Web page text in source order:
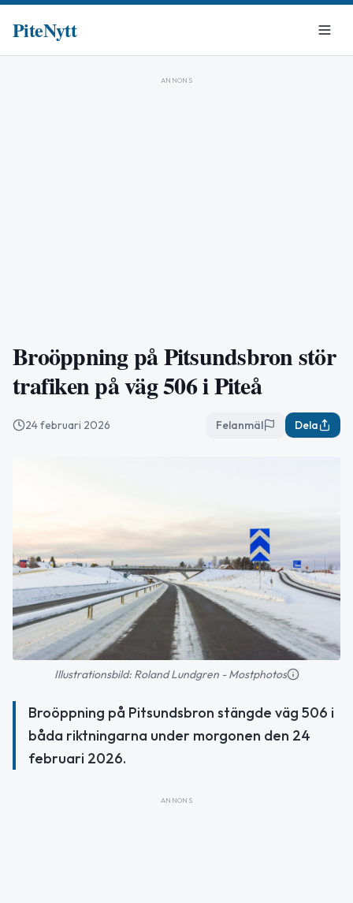
PiteNytt
ANNONS
Broöppning på Pitsundsbron stör
trafiken på väg 506 i Piteå
24 februari 2026 Felanmäl Dela
Illustrationsbild: Roland Lundgren - Mostphotos
Broöppning på Pitsundsbron stängde väg 506 i
båda riktningarna under morgonen den 24
februari 2026.
ANNONS